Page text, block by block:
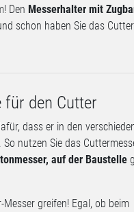
Den Messerhalter mit
schon haben Sie das
für den Cutter
dass er in den
nutzen Sie das
auf der Baustelle
greifen! Egal, ob beim